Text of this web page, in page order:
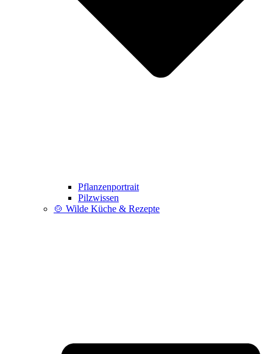
Pflanzenportrait
Pilzwissen
🍲 Wilde Küche & Rezepte